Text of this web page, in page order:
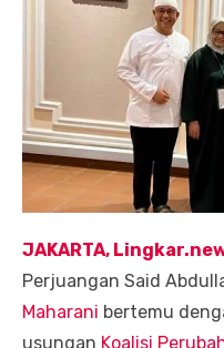
JAKARTA,
Perjuangan Said
Maharani bertemu
usungan Koalisi